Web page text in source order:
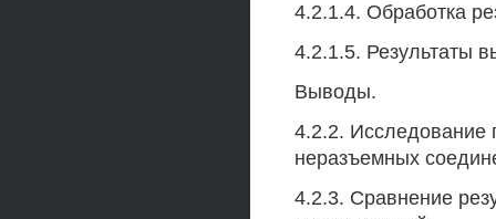
4.2.1.4. Обработка
4.2.1.5. Результаты
Выводы.
4.2.2. Исследование
неразъемных
4.2.3. Сравнение